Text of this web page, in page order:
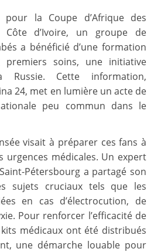
la Coupe d’Afrique des
Côte d’Ivoire, un groupe de
a bénéficié d’une formation
premiers soins, une initiative
Cette information,
24, met en lumière un acte de
peu commun dans le
visait à préparer ces fans à
urgences médicales. Un expert
Pétersbourg a partagé son
sujets cruciaux tels que les
en cas d’électrocution, de
Pour renforcer l’efficacité de
médicaux ont été distribués
une démarche louable pour